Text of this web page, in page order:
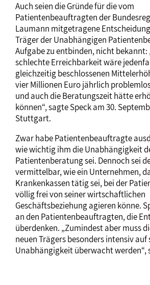
Auch seien die Gründe für die vom
Patientenbeauftragten der
Laumann mitgetragene
Träger der Unabhängigen
Aufgabe zu entbinden, nicht bekannt:
schlechte Erreichbarkeit wäre
gleichzeitig beschlossenen
vier Millionen Euro jährlich
und auch die Beratungszeit hätte
können“, sagte Speck am 30.
Stuttgart.
Zwar habe Patientenbeauftragte
wie wichtig ihm die Unabhängigkeit
Patientenberatung sei. Dennoch sei
vermittelbar, wie ein Unternehmen,
Krankenkassen tätig sei, bei der
völlig frei von seiner wirtschaftlichen
Geschäftsbeziehung agieren könne.
an den Patientenbeauftragten, die
überdenken. „Zumindest aber muss
neuen Trägers besonders intensiv auf
Unabhängigkeit überwacht werden“,